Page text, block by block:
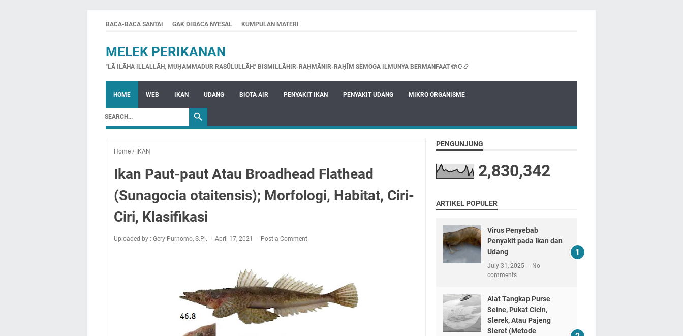
BACA-BACA SANTAI GAK DIBACA NYESAL KUMPULAN MATERI
MELEK PERIKANAN
"LĀ ILĀHA ILLALLĀH, MUḤAMMADUR RASŪLULLĀH." BISMILLĀHIR-RAḤMĀNIR-RAḤĪM SEMOGA ILMUNYA BERMANFAAT 🤲☪📿
HOME WEB IKAN UDANG BIOTA AIR PENYAKIT IKAN PENYAKIT UDANG MIKRO ORGANISME
Home / IKAN
Ikan Paut-paut Atau Broadhead Flathead
(Sunagocia otaitensis); Morfologi, Habitat, Ciri-
Ciri, Klasifikasi
Uploaded by : Gery Purnomo, S.Pi. April 17, 2021 Post a Comment
PENGUNJUNG
2,830,342
ARTIKEL POPULER
Virus Penyebab
Penyakit pada Ikan dan
Udang
July 31, 2025
No
comments
Alat Tangkap Purse
Seine, Pukat Cicin,
Slerek, Atau Pajeng
Sleret (Metode